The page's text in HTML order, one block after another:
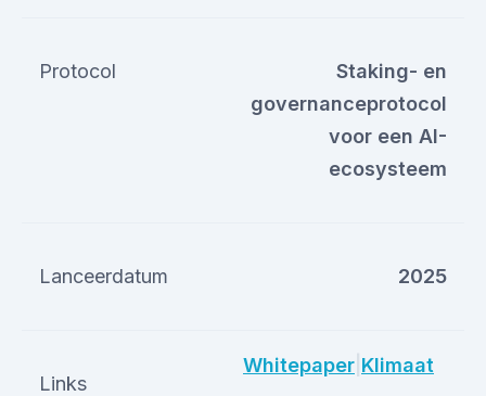
Protocol
Staking- en
governanceprotocol
voor een AI-
ecosysteem
Lanceerdatum 2025
Links
Whitepaper Klimaat